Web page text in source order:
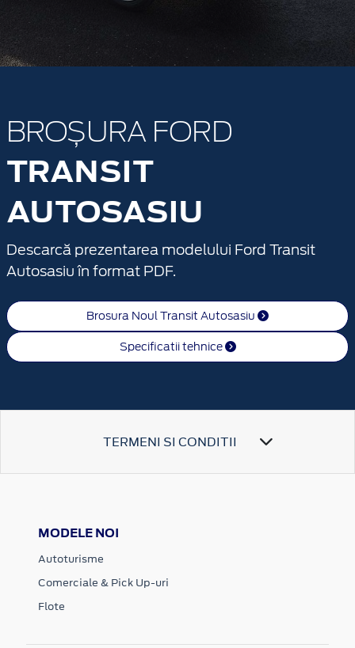
BROȘURA FORD
TRANSIT
AUTOSASIU
Descarcă prezentarea modelului Ford Transit
Autosasiu în format PDF.
Brosura Noul Transit Autosasiu
Specificatii tehnice
TERMENI SI CONDITII
MODELE NOI
Autoturisme
Comerciale & Pick Up-uri
Flote